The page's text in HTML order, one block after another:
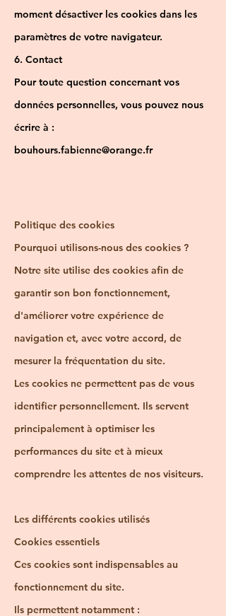
moment désactiver les cookies dans les
paramètres de votre navigateur.
6. Contact
Pour toute question concernant vos
données personnelles, vous pouvez nous
écrire à :
bouhours.fabienne@orange.fr
Politique des cookies
Pourquoi utilisons-nous des cookies ?
Notre site utilise des cookies afin de
garantir son bon fonctionnement,
d'améliorer votre expérience de
navigation et, avec votre accord, de
mesurer la fréquentation du site.
Les cookies ne permettent pas de vous
identifier personnellement. Ils servent
principalement à optimiser les
performances du site et à mieux
comprendre les attentes de nos visiteurs.
Les différents cookies utilisés
Cookies essentiels
Ces cookies sont indispensables au
fonctionnement du site.
Ils permettent notamment :